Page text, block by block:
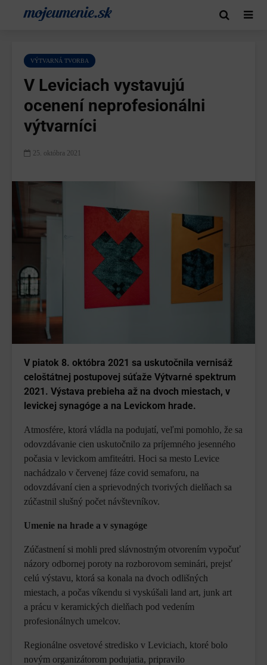
VÝTVARNÁ TVORBA
V Leviciach vystavujú
ocenení neprofesionálni
výtvarníci
25. októbra 2021
V piatok 8. októbra 2021 sa uskutočnila vernisáž
celoštátnej postupovej súťaže Výtvarné spektrum
2021. Výstava prebieha až na dvoch miestach, v
levickej synagóge a na Levickom hrade.
Atmosfére, ktorá vládla na podujatí, veľmi pomohlo, že sa
odovzdávanie cien uskutočnilo za príjemného jesenného
počasia v levickom amfiteátri. Hoci sa mesto Levice
nachádzalo v červenej fáze covid semaforu, na
odovzdávaní cien a sprievodných tvorivých dielňach sa
zúčastnil slušný počet návštevníkov.
Umenie na hrade a v synagóge
Zúčastnení si mohli pred slávnostným otvorením vypočuť
názory odbornej poroty na rozborovom seminári, prejsť
celú výstavu, ktorá sa konala na dvoch odlišných
miestach, a počas víkendu si vyskúšali land art, junk art
a prácu v keramických dielňach pod vedením
profesionálnych umelcov.
Regionálne osvetové stredisko v Leviciach, ktoré bolo
novým organizátorom podujatia, pripravilo